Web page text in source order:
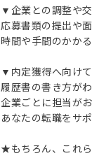
▼企業との調整や
応募書類の提出や
時間や手間のかか
▼内定獲得へ向けて
履歴書の書き方が
企業ごとに担当が
あなたの転職をサ
★もちろん、これ